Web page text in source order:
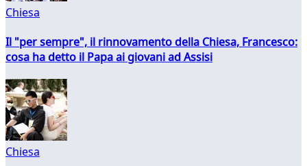
Chiesa
Il "per sempre", il rinnovamento della Chiesa, Francesco:
cosa ha detto il Papa ai giovani ad Assisi
Chiesa